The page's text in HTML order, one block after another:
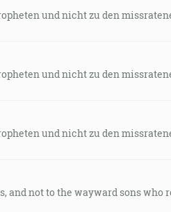
und nicht zu den
und nicht zu den
und nicht zu den
and not to the wayward sons who